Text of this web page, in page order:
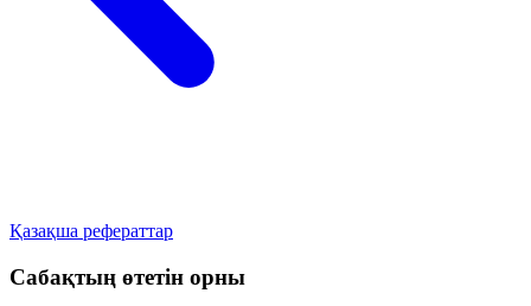
Қазақша рефераттар
Сабақтың өтетін орны